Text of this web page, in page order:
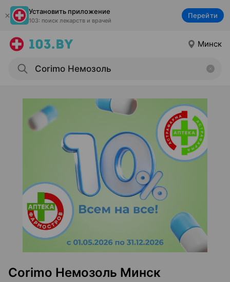
Установить приложение
103: поиск лекарств и врачей
Перейти
Минск
Corimo Немозоль Минск